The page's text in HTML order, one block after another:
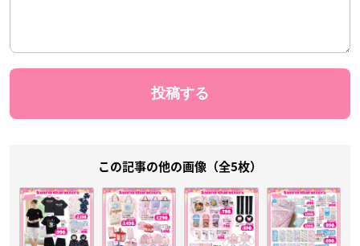
この記事の他の画像（全5枚）